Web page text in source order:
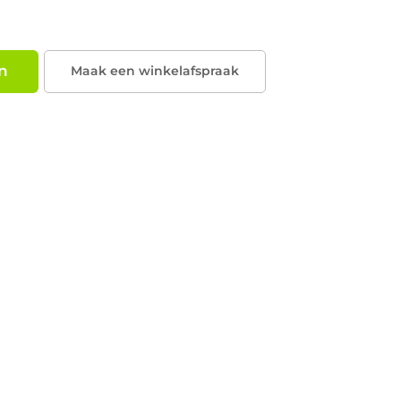
bij instabiliteit, terwijl de
loopritme vast kunnen houden. Een
Maak een winkelafspraak